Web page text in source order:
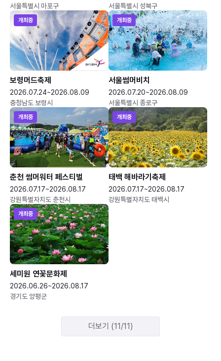
서울특별시 마포구
서울특별시 성북구
개최중
보령머드축제
2026.07.24~2026.08.09
충청남도 보령시
개최중
서울썸머비치
2026.07.20~2026.08.09
서울특별시 종로구
개최중
춘천 썸머워터 페스티벌
2026.07.17~2026.08.17
강원특별자치도 춘천시
개최중
태백 해바라기축제
2026.07.17~2026.08.17
강원특별자치도 태백시
개최중
세미원 연꽃문화제
2026.06.26~2026.08.17
경기도 양평군
더보기 (11/11)